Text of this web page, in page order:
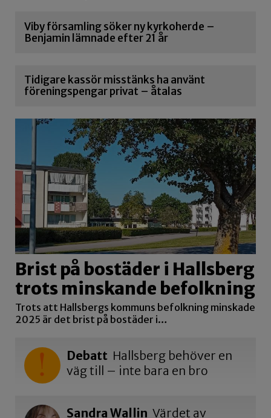
Viby församling söker ny kyrkoherde –
Benjamin lämnade efter 21 år
Tidigare kassör misstänks ha använt
föreningspengar privat – åtalas
Brist på bostäder i Hallsberg
trots minskande befolkning
Trots att Hallsbergs kommuns befolkning minskade
2025 är det brist på bostäder i…
Debatt Hallsberg behöver en
väg till – inte bara en bro
Sandra Wallin Värdet av